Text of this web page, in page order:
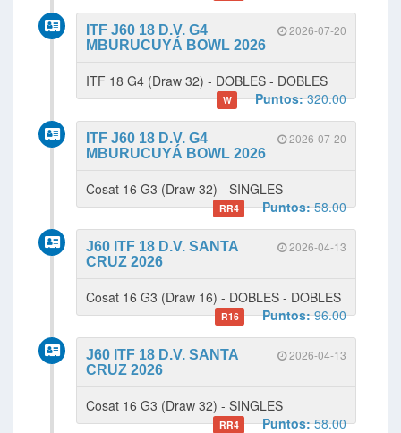
2026-07-20
ITF J60 18 D.V. G4
MBURUCUYÁ BOWL 2026
ITF 18 G4 (Draw 32) - DOBLES - DOBLES
W Puntos:320.00
2026-07-20
ITF J60 18 D.V. G4
MBURUCUYÁ BOWL 2026
Cosat 16 G3 (Draw 32) - SINGLES
RR4 Puntos:58.00
2026-04-13
J60 ITF 18 D.V. SANTA
CRUZ 2026
Cosat 16 G3 (Draw 16) - DOBLES - DOBLES
R16 Puntos:96.00
2026-04-13
J60 ITF 18 D.V. SANTA
CRUZ 2026
Cosat 16 G3 (Draw 32) - SINGLES
RR4 Puntos:58.00